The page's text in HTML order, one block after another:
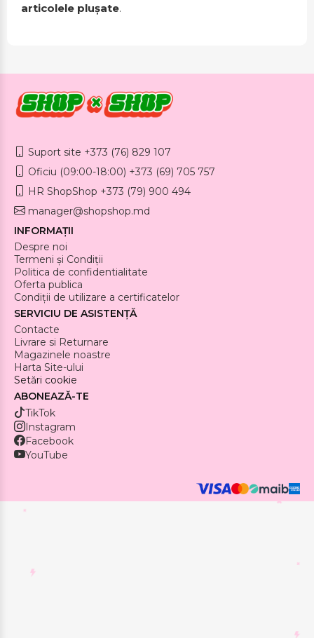
articolele plușate.
Suport site +373 (76) 829 107
Oficiu (09:00-18:00) +373 (69) 705 757
HR ShopShop +373 (79) 900 494
manager@shopshop.md
INFORMAȚII
Despre noi
Termeni și Condiții
Politica de confidentialitate
Oferta publica
Condiții de utilizare a certificatelor
SERVICIU DE ASISTENȚĂ
Contacte
Livrare si Returnare
Magazinele noastre
Harta Site-ului
Setări cookie
ABONEAZĂ-TE
TikTok
Instagram
Facebook
YouTube